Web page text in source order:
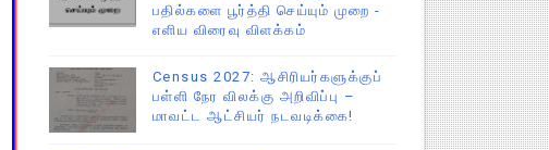
பதில்களை பூர்த்தி செய்யும் முறை -
எளிய விரைவு விளக்கம்
Census 2027: ஆசிரியர்களுக்குப்
பள்ளி நேர விலக்கு அறிவிப்பு –
மாவட்ட ஆட்சியர் நடவடிக்கை!